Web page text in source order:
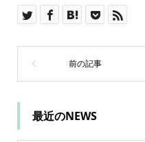
最近のNEWS